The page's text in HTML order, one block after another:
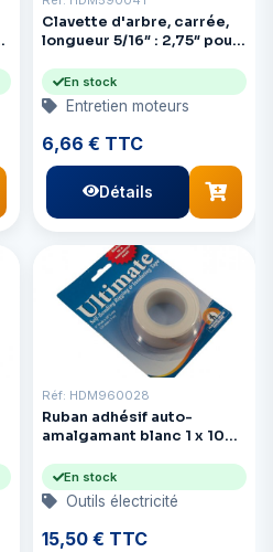
Clavette d'arbre, carrée,
longueur 5/16″ : 2,75″ pour
En stock
Entretien moteurs
6,66 € TTC
Détails
Réf: HDM960028
Ruban adhésif auto-
amalgamant blanc 1 x 10
En stock
Outils électricité
15,50 € TTC